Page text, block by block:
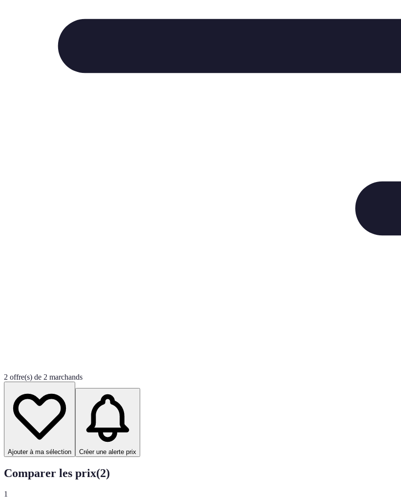
2 offre(s) de 2 marchands
Ajouter à ma sélection Créer une alerte prix
Comparer les prix(2)
1